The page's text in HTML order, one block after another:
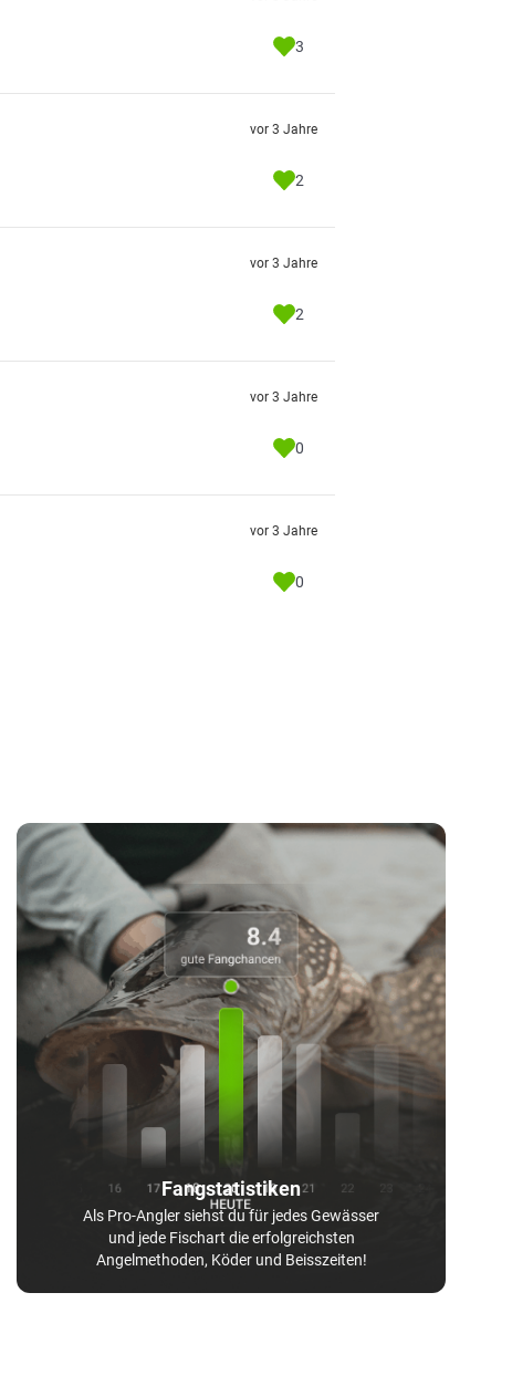
3
vor 3 Jahre
2
vor 3 Jahre
2
vor 3 Jahre
0
vor 3 Jahre
0
Fangstatistiken
Als Pro-Angler siehst du für jedes Gewässer
und jede Fischart die erfolgreichsten
Angelmethoden, Köder und Beisszeiten!